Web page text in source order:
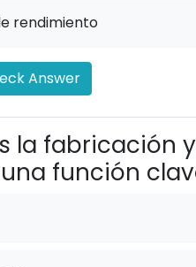
rendimiento
Answer
la fabricación
función